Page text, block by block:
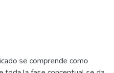
se comprende como